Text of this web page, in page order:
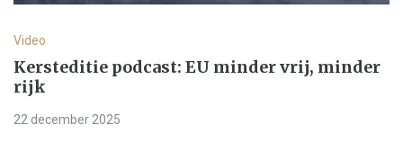
Video
Kersteditie podcast: EU minder vrij, minder
rijk
22 december 2025